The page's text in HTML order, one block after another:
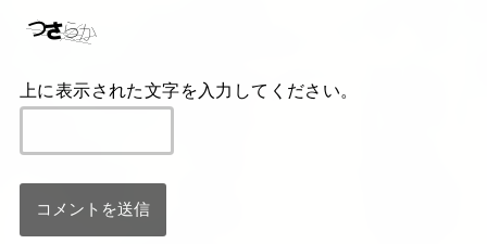
上に表示された文字を入力してください。